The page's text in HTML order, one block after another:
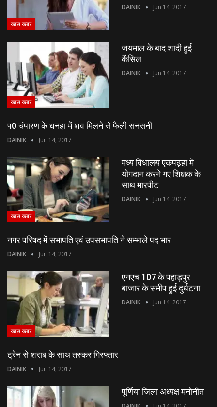
खास खबर
DAINIK Jun 14, 2017
खास खबर
जयमाल के बाद शादी हुई
कैंसिल
DAINIK Jun 14, 2017
प0 चंपारण के धनहा में शव मिलने से फैली सनसनी
DAINIK Jun 14, 2017
खास खबर
मध्य विधालय एकपढ़हा मे
योगदान करने गए शिक्षक के
साथ मारपीट
DAINIK Jun 14, 2017
नगर परिषद में सभापति एवं उपसभापति ने सम्भाले पद भार
DAINIK Jun 14, 2017
खास खबर
एनएच 107 के पहाड़पुर
बाजार के समीप हुई दुर्धटना
DAINIK Jun 14, 2017
ट्रेन से शराब के साथ तस्कर गिरफ्तार
DAINIK Jun 14, 2017
पूर्णिया जिला अध्यक्ष मनोनीत